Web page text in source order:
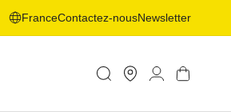
FranceContactez-nousNewsletter
un
shop
ConnexionPanier